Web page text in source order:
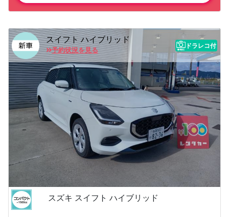
スイフト ハイブリッド
予約状況を見る
ドラレコ付
スズキ スイフト ハイブリッド